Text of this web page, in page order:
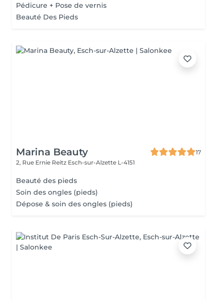
Pédicure + Pose de vernis
Beauté Des Pieds
Marina Beauty
17
2, Rue Ernie Reitz Esch-sur-Alzette L-4151
Beauté des pieds
Soin des ongles (pieds)
Dépose & soin des ongles (pieds)